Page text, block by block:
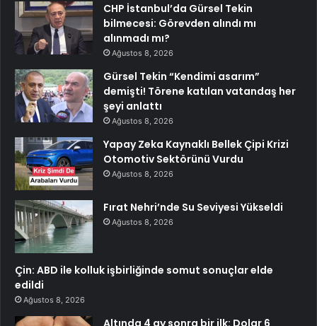
CHP İstanbul’da Gürsel Tekin
bilmecesi: Görevden alındı mı
alınmadı mı?
Ağustos 8, 2026
Gürsel Tekin “Kendimi asarım”
demişti! Törene katılan vatandaş her
şeyi anlattı
Ağustos 8, 2026
Yapay Zeka Kaynaklı Bellek Çipi Krizi
Otomotiv Sektörünü Vurdu
Ağustos 8, 2026
Fırat Nehri’nde Su Seviyesi Yükseldi
Ağustos 8, 2026
Çin: ABD ile kolluk işbirliğinde somut sonuçlar elde
edildi
Ağustos 8, 2026
Altında 4 ay sonra bir ilk: Dolar 6